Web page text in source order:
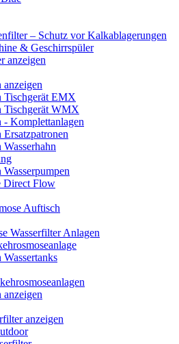
– Schutz vor Kalkablagerungen
& Geschirrspüler
anzeigen
anzeigen
Tischgerät EMX
Tischgerät WMX
- Komplettanlagen
Ersatzpatronen
Wasserhahn
Wasserpumpen
Direct Flow
Auftisch
Wasserfilter Anlagen
Wassertanks
anzeigen
anzeigen